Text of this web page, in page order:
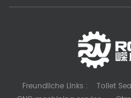
Freundliche Links : Toilet